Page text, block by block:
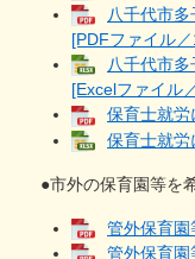
八千代市
[PDFファイル
八千代市
[Excelファイル
保育士就労
保育士就労
●市外の保育園等を
管外保育園
管外保育園